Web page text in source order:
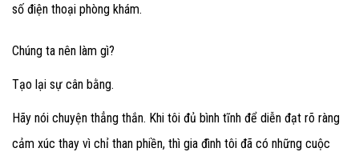
số điện thoại phòng khám.
Chúng ta nên làm gì?
Tạo lại sự cân bằng.
Hãy nói chuyện thẳng thắn. Khi tôi đủ bình tĩnh để diễn đạt rõ ràng
cảm xúc thay vì chỉ than phiền, thì gia đình tôi đã có những cuộc